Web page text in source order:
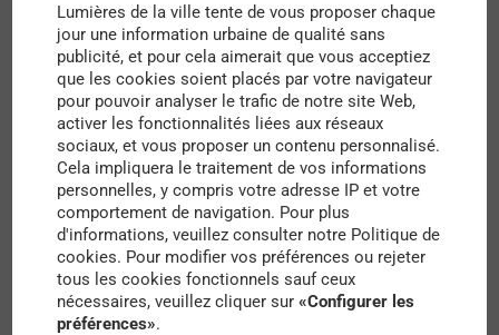
En cette période de confinement, il n’est pas
toujours évident de maintenir sa forme, surtout en
intérieur. Sarah Ourahmoune s’est dont emparée
du réseau social Instagram pour nous proposer
des séances de coaching gratuites et partager
son goût pour le sport !
Pour plus d’informations c’estici:
Lumières de la ville tente de vous proposer chaque
jour une information urbaine de qualité sans
publicité, et pour cela aimerait que vous acceptiez
que les cookies soient placés par votre navigateur
pour pouvoir analyser le trafic de notre site Web,
activer les fonctionnalités liées aux réseaux
sociaux, et vous proposer un contenu personnalisé.
Cela impliquera le traitement de vos informations
personnelles, y compris votre adresse IP et votre
comportement de navigation. Pour plus
d'informations, veuillez consulter notre Politique de
cookies. Pour modifier vos préférences ou rejeter
tous les cookies fonctionnels sauf ceux
nécessaires, veuillez cliquer sur«Configurer les
préférences».